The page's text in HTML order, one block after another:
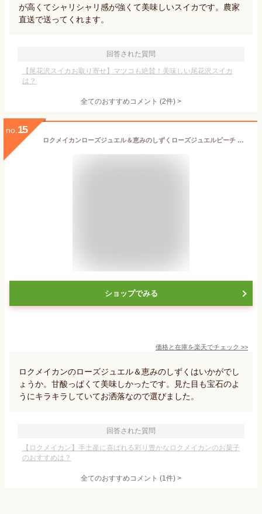
が高くてシャリシャリ感が強くて美味しいスイカです。農家
直送で送ってくれます。
回答された質問
【尾花沢スイカお取り寄せ】マツコも絶賛！美味しい尾花沢スイカ
は？
全てのおすすめコメント (2件) >
no. 15
ロクメイカンローズジュエル＆恵みのしずくローズジュエルピーチ オレンジ チェリー×各2 恵みのしずく12種計 GDR-30 御中元 お中元 常温 東北・関東送料無料 夏ギフト 夏のギフト ギフト 贈答 夏の贈り物 藤崎百貨店
ショップでみる
価格と在庫を楽天でチェック >>
ロクメイカンのローズジュエル＆恵みのしずくはいかがでし
ょうか。甘酸っぱくて美味しかったです。見た目も宝石のよ
うにキラキラしていてお洒落なので選びました。
回答された質問
【ロクメイカン】手土産に喜ばれる彩り豊かなロクメイカンのお菓子
のおすすめは？
全てのおすすめコメント (1件) >